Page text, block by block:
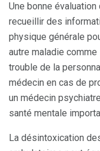
Une bonne
recueillir des
physique générale
autre maladie
trouble de la
médecin en cas de
un médecin
santé mentale
La désintoxication